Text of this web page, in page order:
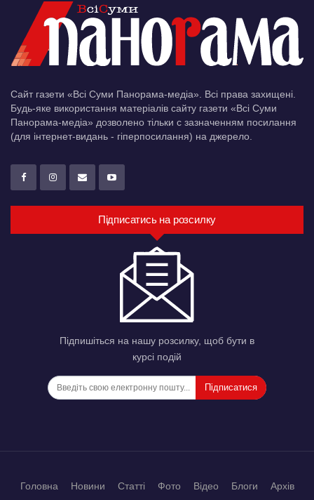
Сайт газети «Всі Суми Панорама-медіа». Всі права захищені.
Будь-яке використання матеріалів сайту газети «Всі Суми
Панорама-медіа» дозволено тільки c зазначенням посилання
(для інтернет-видань - гіперпосилання) на джерело.
Підписатись на розсилку
Підпишіться на нашу розсилку, щоб бути в
курсі подій
Підписатися
Головна Новини Статті Фото Відео Блоги
Архів